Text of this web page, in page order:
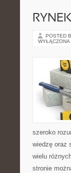
POSTED
WYŁĄCZONA
szeroko
wiedzę oraz
wielu
stronie